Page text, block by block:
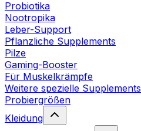
Probiotika
Nootropika
Leber-Support
Pflanzliche Supplements
Pilze
Gaming-Booster
Für Muskelkrämpfe
Weitere spezielle Supplements
Probiergrößen
Kleidung